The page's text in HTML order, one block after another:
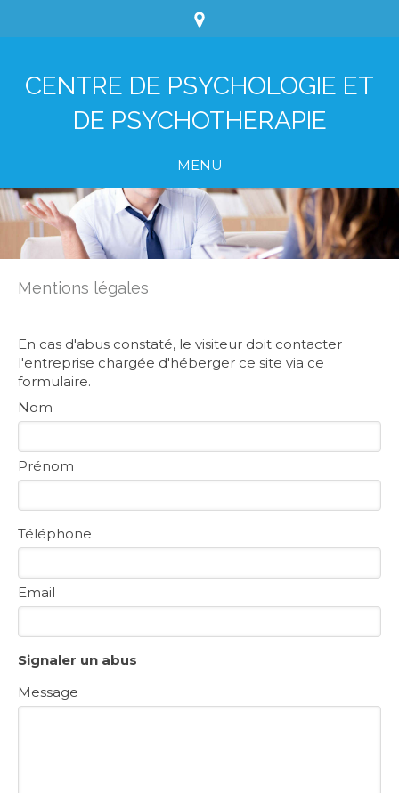
CENTRE DE PSYCHOLOGIE ET
DE PSYCHOTHERAPIE
MENU
Mentions légales
En cas d'abus constaté, le visiteur doit contacter
l'entreprise chargée d'héberger ce site via ce
formulaire.
Nom
Prénom
Téléphone
Email
Signaler un abus
Message